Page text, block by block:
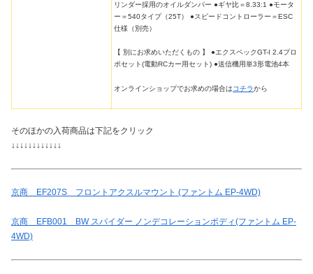
リンダー採用のオイルダンパー ●ギヤ比＝8.33:1 ●モータ
ー＝540タイプ（25T） ●スピードコントローラー＝ESC
仕様（別売）
【 別にお求めいただくもの 】 ●エクスペックGT-I 2.4プロ
ポセット(電動RCカー用セット) ●送信機用単3形電池4本
オンラインショップでお求めの場合はコチラから
そのほかの入荷商品は下記をクリック
↓↓↓↓↓↓↓↓↓↓↓↓
京商 EF207S フロントアクスルマウント (ファントム EP-4WD)
京商 EFB001 BW スパイダー ノンデコレーションボディ(ファントム EP-
4WD)